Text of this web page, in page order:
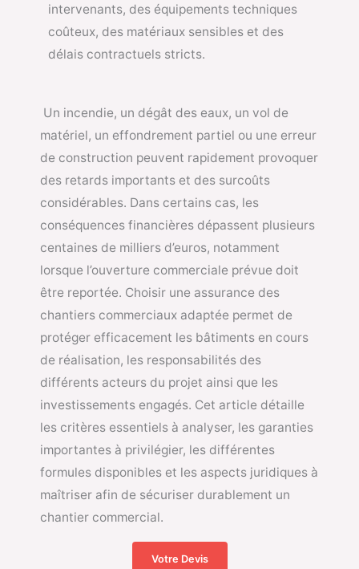
intervenants, des équipements techniques
coûteux, des matériaux sensibles et des
délais contractuels stricts.
Un incendie, un dégât des eaux, un vol de
matériel, un effondrement partiel ou une erreur
de construction peuvent rapidement provoquer
des retards importants et des surcoûts
considérables. Dans certains cas, les
conséquences financières dépassent plusieurs
centaines de milliers d’euros, notamment
lorsque l’ouverture commerciale prévue doit
être reportée. Choisir une assurance des
chantiers commerciaux adaptée permet de
protéger efficacement les bâtiments en cours
de réalisation, les responsabilités des
différents acteurs du projet ainsi que les
investissements engagés. Cet article détaille
les critères essentiels à analyser, les garanties
importantes à privilégier, les différentes
formules disponibles et les aspects juridiques à
maîtriser afin de sécuriser durablement un
chantier commercial.
Votre Devis